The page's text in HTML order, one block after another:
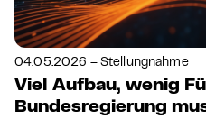
04.05.2026 – Stellungnahme
Viel Aufbau, wenig
Bundesregierung